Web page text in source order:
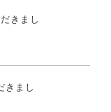
きまし
きまし